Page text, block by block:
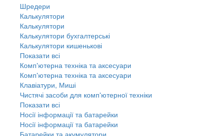
Шредери
Калькулятори
Калькулятори
Калькулятори бухгалтерські
Калькулятори кишенькові
Показати всі
Комп'ютерна техніка та аксесуари
Комп'ютерна техніка та аксесуари
Клавіатури, Миші
Чистячі засоби для комп'ютерної техніки
Показати всі
Носії інформації та батарейки
Носії інформації та батарейки
Батарейки та акумулятори